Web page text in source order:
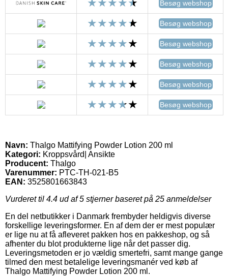
Besøg webshop
Besøg webshop
Besøg webshop
Besøg webshop
Besøg webshop
Besøg webshop
Navn: Thalgo Mattifying Powder Lotion 200 ml
Kategori: Kroppsvård| Ansikte
Producent: Thalgo
Varenummer: PTC-TH-021-B5
EAN: 3525801663843
Vurderet til 4.4 ud af 5 stjerner baseret på 25 anmeldelser
En del netbutikker i Danmark frembyder heldigvis diverse
forskellige leveringsformer. En af dem der er mest populær
er lige nu at få afleveret pakken hos en pakkeshop, og så
afhenter du blot produkterne lige når det passer dig.
Leveringsmetoden er jo vældig smertefri, samt mange gange
tilmed den mest betalelige leveringsmanér ved køb af
Thalgo Mattifying Powder Lotion 200 ml.